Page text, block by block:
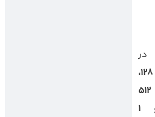
آیفون ۱۶ در
۱۲۸،
۵۱۲
و۱